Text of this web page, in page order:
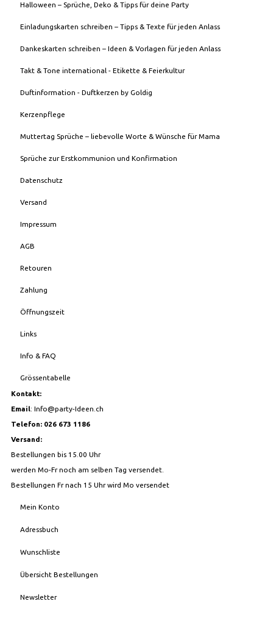
Halloween – Sprüche, Deko & Tipps für deine Party
Einladungskarten schreiben – Tipps & Texte für jeden Anlass
Dankeskarten schreiben – Ideen & Vorlagen für jeden Anlass
Takt & Tone international - Etikette & Feierkultur
Duftinformation - Duftkerzen by Goldig
Kerzenpflege
Muttertag Sprüche – liebevolle Worte & Wünsche für Mama
Sprüche zur Erstkommunion und Konfirmation
Datenschutz
Versand
Impressum
AGB
Retouren
Zahlung
Öffnungszeit
Links
Info & FAQ
Grössentabelle
Kontakt:
Email: Info@party-Ideen.ch
Telefon: 026 673 1186
Versand:
Bestellungen bis 15.00 Uhr
werden Mo-Fr noch am selben Tag versendet.
Bestellungen Fr nach 15 Uhr wird Mo versendet
Mein Konto
Adressbuch
Wunschliste
Übersicht Bestellungen
Newsletter